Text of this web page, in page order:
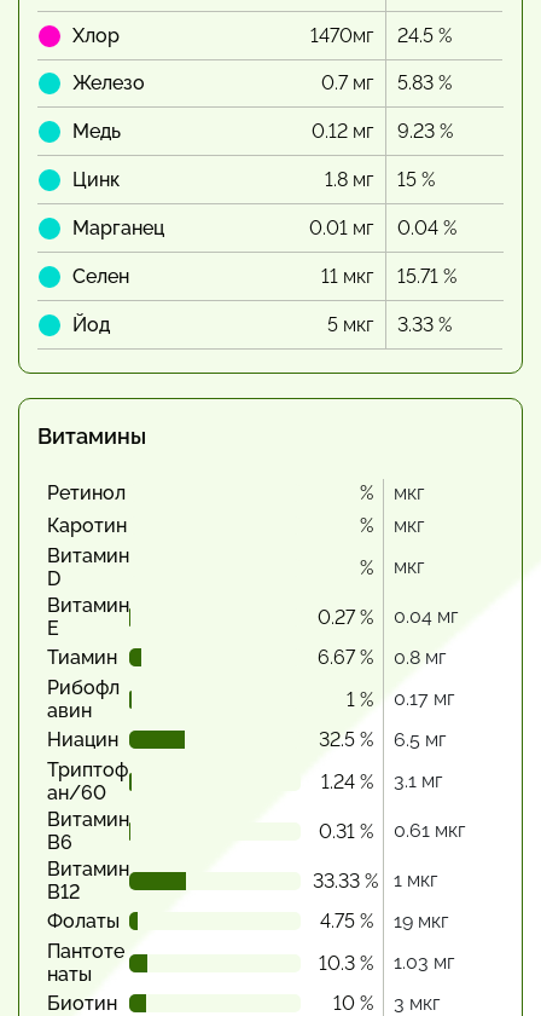
Хлор 1470мг 24.5 %
Железо 0.7 мг 5.83 %
Медь 0.12 мг 9.23 %
Цинк 1.8 мг 15 %
Марганец 0.01 мг 0.04 %
Селен 11 мкг 15.71 %
Йод 5 мкг 3.33 %
Витамины
Ретинол %
мкг
Каротин
%
мкг
Витамин
D
%
мкг
Витамин
Е
0.27 %
0.04 мг
Тиамин
6.67 %
0.8 мг
Рибофл
авин
1 %
0.17 мг
Ниацин
32.5 %
6.5 мг
Триптоф
ан/60
1.24 %
3.1 мг
Витамин
В6
0.31 %
0.61 мкг
Витамин
В12
33.33 %
1 мкг
Фолаты
4.75 %
19 мкг
Пантоте
наты
10.3 %
1.03 мг
Биотин
10 %
3 мкг